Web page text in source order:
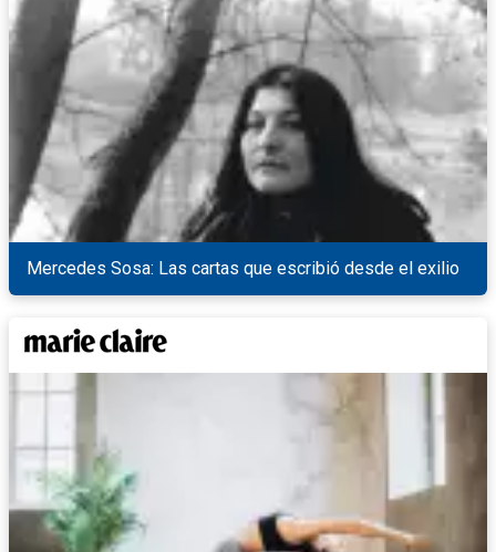
Mercedes Sosa: Las cartas que escribió desde el exilio